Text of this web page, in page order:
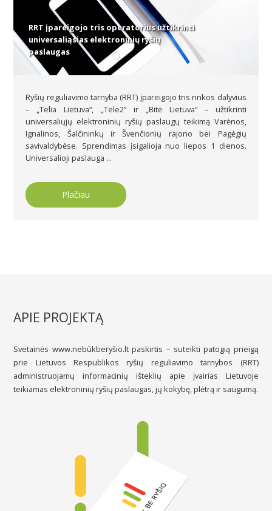
RRT įpareigojo tris operatorius užtikrinti
universaliąsias elektroninių ryšių
paslaugas
Ryšių reguliavimo tarnyba (RRT) įpareigojo tris rinkos dalyvius
– „Telia Lietuva“, „Tele2“ ir „Bitė Lietuva“ – užtikrinti
universaliųjų elektroninių ryšių paslaugų teikimą Varėnos,
Ignalinos, Šalčininkų ir Švenčionių rajono bei Pagėgių
savivaldybėse. Sprendimas įsigalioja nuo liepos 1 dienos.
Universalioji paslauga ...
Plačiau
APIE PROJEKTĄ
Svetainės www.nebūkberyšio.lt paskirtis – suteikti patogią prieigą
prie Lietuvos Respublikos ryšių reguliavimo tarnybos (RRT)
administruojamų informacinių išteklių apie įvairias Lietuvoje
teikiamas elektroninių ryšių paslaugas, jų kokybę, plėtrą ir saugumą.